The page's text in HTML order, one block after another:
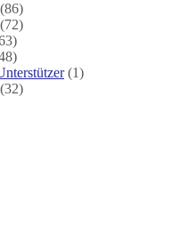
(86)
(72)
(1)
(32)